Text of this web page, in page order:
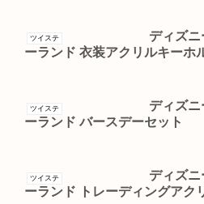
ツイステ
ディズ
ーランド 衣装アクリルキーホ
ツイステ
ディズ
ーランド バースデーセット
ツイステ
ディズ
ーランド トレーディングアク